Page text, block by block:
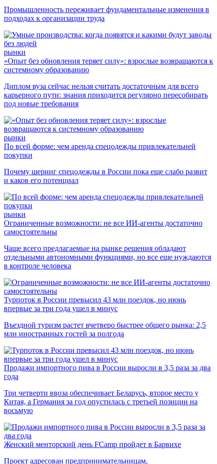
Промышленность переживает фундаментальные изменения в
подходах к организации труда
рынки
«Опыт без обновления теряет силу»: взрослые возвращаются к
системному образованию
Диплом вуза сейчас нельзя считать достаточным для всего
карьерного пути: знания приходится регулярно пересобирать
под новые требования
рынки
По всей форме: чем аренда спецодежды привлекательней
покупки
Почему шеринг спецодежды в России пока еще слабо развит
и каков его потенциал
рынки
Ограниченные возможности: не все ИИ-агенты достаточно
самостоятельны
Чаще всего предлагаемые на рынке решения обладают
отдельными автономными функциями, но все еще нуждаются
в контроле человека
Турпоток в России превысил 43 млн поездок, но июнь
впервые за три года ушел в минус
Въездной туризм растет вчетверо быстрее общего рынка: 2,5
млн иностранных гостей за полгода
Продажи импортного пива в России выросли в 3,5 раза за два
года
Три четверти ввоза обеспечивает Беларусь, второе место у
Китая, а Германия за год опустилась с третьей позиции на
восьмую
Женский менторский день FCamp пройдет в Барвихе
Проект адресован предпринимательницам,